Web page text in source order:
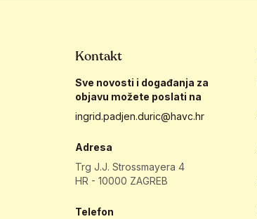
Kontakt
Sve novosti i događanja za
objavu možete poslati na
ingrid.padjen.duric@havc.hr
Adresa
Trg J.J. Strossmayera 4
HR - 10000 ZAGREB
Telefon